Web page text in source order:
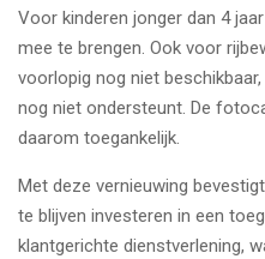
Voor kinderen jonger dan 4
mee te brengen. Ook voor
voorlopig nog niet
nog niet ondersteunt. De
daarom toegankelijk.
Met deze vernieuwing
te blijven investeren in een
klantgerichte dienstverlening,